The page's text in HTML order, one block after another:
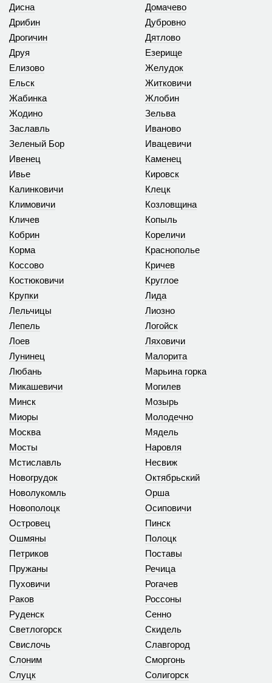
Дисна
Домачево
Дрибин
Дрогичин
Друя
Дубровно
Дятлово
Езерище
Елизово
Ельск
Жабинка
Желудок
Житковичи
Жлобин
Жодино
Заславль
Зеленый Бор
Зельва
Иваново
Ивацевичи
Ивенец
Ивье
Калинковичи
Каменец
Кировск
Клецк
Климовичи
Кличев
Кобрин
Козловщина
Копыль
Кореличи
Корма
Коссово
Костюковичи
Краснополье
Кричев
Круглое
Крупки
Лельчицы
Лепель
Лида
Лиозно
Логойск
Лоев
Лунинец
Любань
Ляховичи
Малорита
Марьина горка
Микашевичи
Минск
Миоры
Могилев
Мозырь
Молодечно
Москва
Мосты
Мстиславль
Мядель
Наровля
Несвиж
Новогрудок
Новолукомль
Новополоцк
Октябрьский
Орша
Осиповичи
Островец
Ошмяны
Петриков
Пинск
Полоцк
Поставы
Пружаны
Пуховичи
Раков
Речица
Рогачев
Россоны
Руденск
Светлогорск
Свислочь
Сенно
Скидель
Славгород
Слоним
Слуцк
Сморгонь
Солигорск